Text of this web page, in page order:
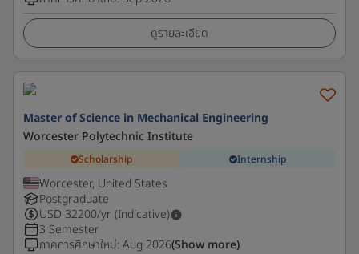
ดูรายละเอียด
Master of Science in Mechanical Engineering
Worcester Polytechnic Institute
Scholarship Internship
Worcester, United States
Postgraduate
USD 32200/yr (Indicative)
3 Semester
ภาคการศึกษาใหม่:Aug 2026(Show more)